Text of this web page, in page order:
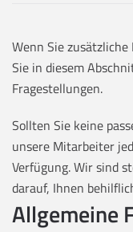
Wenn Sie
Sie in diesem
Fragestellungen.
Sollten Sie keine
unsere Mitarbeiter
Verfügung. Wir sind
darauf, Ihnen
Allgemeine